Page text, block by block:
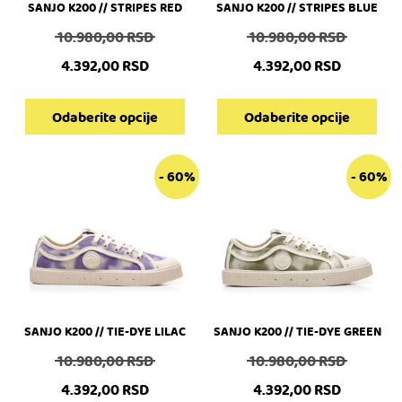
SANJO K200 // STRIPES RED
10.980,00RSDOriginalna
10.980,00 RSD.
4.392,00RSD
Trenutna
cena
je:
4.392,00 RSD.
Odaberite opcije
izabrane
stranici
proizvoda.
SANJO K200 // STRIPES BLUE
10.980,00RSD
4.392,00RSD
Trenutna
cena
je:
4.392,00 RSD.
Odaberite opcije
izabrane
stranici
proizvoda.
- 60%
SANJO K200 // TIE-DYE LILAC
10.980,00RSDOriginalna
4.392,00RSD
varijanti.
Opcije
mogu
izabrane
stranici
proizvoda.
- 60%
SANJO K200 // TIE-DYE GREEN
10.980,00RSD
4.392,00RSD
varijanti.
Opcije
mogu
izabrane
stranici
proizvoda.